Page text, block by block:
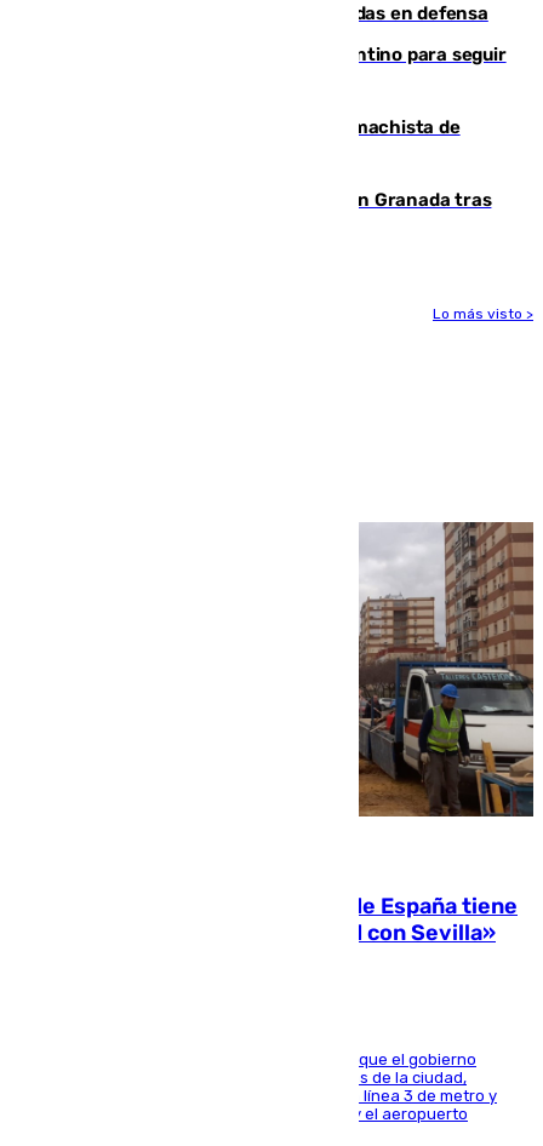
derrota de la pretemporada dejando dudas en defensa
Marruecos, la principal baza de Infantino para seguir
Pedro Sánchez condena el crimen machista de
Angustioso rescate de una familia en Granada tras
Lo más visto >
Javier Fernández: «El Gobierno de España tiene
una preocupación y una prioridad con Sevilla»
El presidente de la Diputación de Sevilla alega que el gobierno
central está apostando por las infraestructuras de la ciudad,
habiendo destinado 650 millones de euros a la línea 3 de metro y
300 a la rede de cercanías entre Santa Justa y el aeropuerto